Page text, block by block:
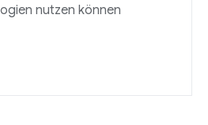
nutzen können